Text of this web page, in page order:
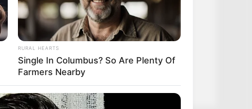
Friss hírek
Művészek
Természet
Történetek
RURAL HEARTS
Single In Columbus? So Are Plenty Of
Farmers Nearby